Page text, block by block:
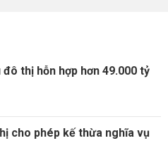
thị hỗn hợp hơn 49.000 tỷ
cho phép kế thừa nghĩa vụ